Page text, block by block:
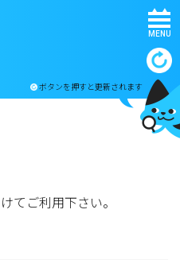
MENU
ボタンを押すと更新されます
てご利用下さい。